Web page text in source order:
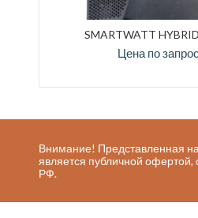
SMARTWATT
Цена по
Внимание! Представленная
является публичной
РФ.